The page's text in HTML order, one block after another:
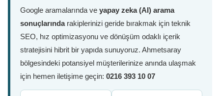
Google aramalarında ve yapay zeka (AI) arama
sonuçlarındarakiplerinizi geride bırakmak için teknik
SEO, hız optimizasyonu ve dönüşüm odaklı içerik
stratejisini hibrit bir yapıda sunuyoruz. Ahmetsaray
bölgesindeki potansiyel müşterilerinize anında ulaşmak
için hemen iletişime geçin: 0216 393 10 07